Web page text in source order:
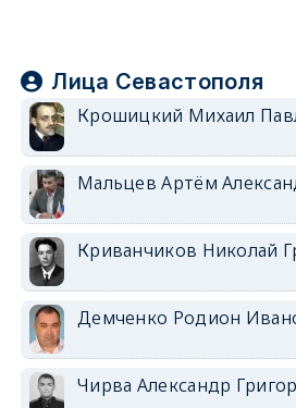
Лица Севастополя
Крошицкий Михаил
Мальцев Артём
Криванчиков Николай
Демченко Родион
Чирва Александр